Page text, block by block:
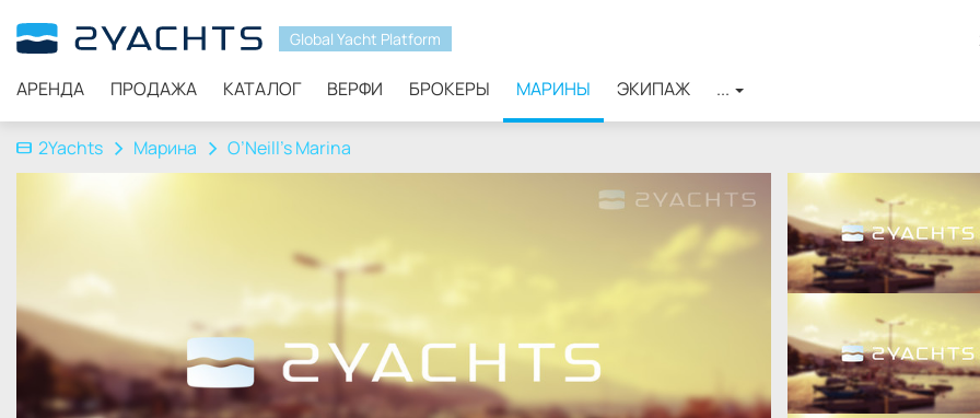
Global Yacht Platform
АРЕНДА ПРОДАЖА КАТАЛОГ ВЕРФИ БРОКЕРЫ МАРИНЫ ЭКИПАЖ ...
2Yachts Марина O’Neill’s Marina